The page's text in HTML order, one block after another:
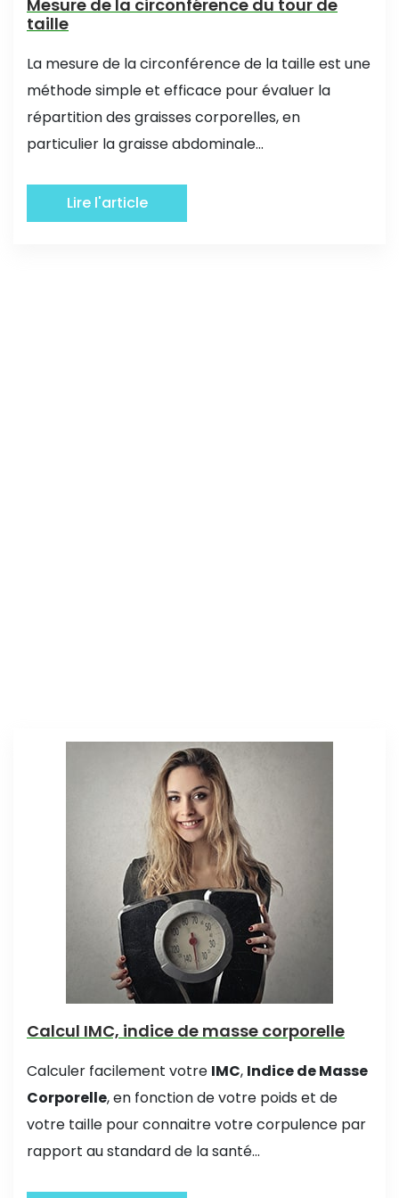
Mesure de la circonférence du tour de
taille
La mesure de la circonférence de la taille est une
méthode simple et efficace pour évaluer la
répartition des graisses corporelles, en
particulier la graisse abdominale...
Lire l'article
Calcul IMC, indice de masse corporelle
Calculer facilement votre IMC, Indice de Masse
Corporelle, en fonction de votre poids et de
votre taille pour connaitre votre corpulence par
rapport au standard de la santé...